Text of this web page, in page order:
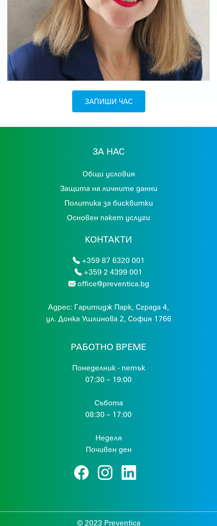
ЗАПИШИ ЧАС
ЗА НАС
Общи условия
Защита на личните данни
Политика за бисквитки
Основен пакет услуги
КОНТАКТИ
+359 87 6320 001
+359 2 4399 001
office@preventica.bg
Адрес: Гaритидж Парк, Сграда 4,
ул. Донка Ушлинова 2, София 1766
РАБОТНО ВРЕМЕ
Понеделник - петък
07:30 – 19:00
Събота
08:30 – 17:00
Неделя
Почивен ден
© 2023 Preventica